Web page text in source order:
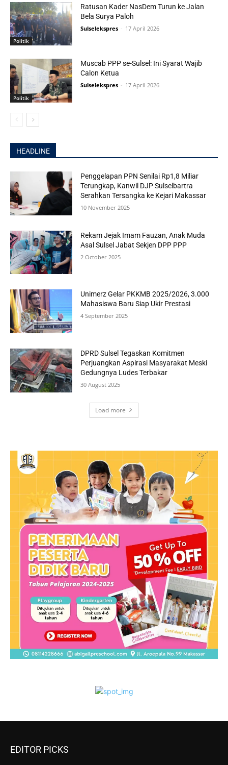
Politik
Ratusan Kader NasDem Turun ke Jalan
Bela Surya Paloh
Sulselekspres - 17 April 2026
Politik
Muscab PPP se-Sulsel: Ini Syarat Wajib
Calon Ketua
Sulselekspres - 17 April 2026
HEADLINE
Penggelapan PPN Senilai Rp1,8 Miliar
Terungkap, Kanwil DJP Sulselbartra
Serahkan Tersangka ke Kejari Makassar
10 November 2025
Rekam Jejak Imam Fauzan, Anak Muda
Asal Sulsel Jabat Sekjen DPP PPP
2 October 2025
Unimerz Gelar PKKMB 2025/2026, 3.000
Mahasiswa Baru Siap Ukir Prestasi
4 September 2025
DPRD Sulsel Tegaskan Komitmen
Perjuangkan Aspirasi Masyarakat Meski
Gedungnya Ludes Terbakar
30 August 2025
Load more
EDITOR PICKS